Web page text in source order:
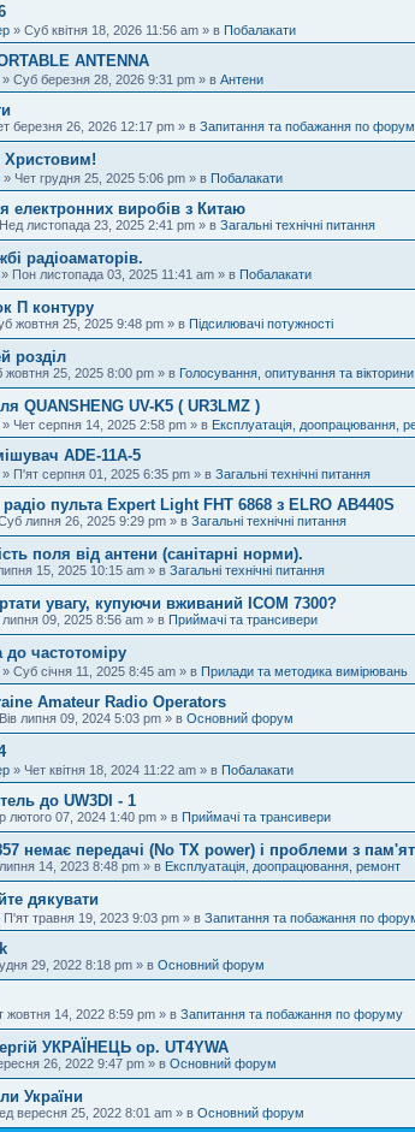
» Суб квітня 18, 2026 11:56 am » в Побалакати
ANTENNA
» Суб березня 28, 2026 9:31 pm » в Антени
березня 26, 2026 12:17 pm » в Запитання та побажання по
Христовим!
» Чет грудня 25, 2025 5:06 pm » в Побалакати
електронних виробів з Китаю
Нед листопада 23, 2025 2:41 pm » в Загальні технічні питання
радіоаматорів.
» Пон листопада 03, 2025 11:41 am » в Побалакати
П контуру
жовтня 25, 2025 9:48 pm » в Підсилювачі потужності
розділ
жовтня 25, 2025 8:00 pm » в Голосування, опитування та вікторини
QUANSHENG UV-K5 ( UR3LMZ )
» Чет серпня 14, 2025 2:58 pm » в Експлуатація, доопрацювання,
ADE-11A-5
» П'ят серпня 01, 2025 6:35 pm » в Загальні технічні питання
пульта Expert Light FHT 6868 з ELRO AB440S
липня 26, 2025 9:29 pm » в Загальні технічні питання
поля від антени (санітарні норми).
15, 2025 10:15 am » в Загальні технічні питання
увагу, купуючи вживаний ICOM 7300?
09, 2025 8:56 am » в Приймачі та трансивери
до частотоміру
» Суб січня 11, 2025 8:45 am » в Прилади та методика вимірювань
Аmateur Radio Operators
Вів липня 09, 2024 5:03 pm » в Основний форум
» Чет квітня 18, 2024 11:22 am » в Побалакати
до UW3DI - 1
лютого 07, 2024 1:40 pm » в Приймачі та трансивери
немає передачі (No TX power) і проблеми з
14, 2023 8:48 pm » в Експлуатація, доопрацювання, ремонт
дякувати
П'ят травня 19, 2023 9:03 pm » в Запитання та побажання по
29, 2022 8:18 pm » в Основний форум
жовтня 14, 2022 8:59 pm » в Запитання та побажання по форуму
УКРАЇНЕЦЬ op. UT4YWA
26, 2022 9:47 pm » в Основний форум
України
вересня 25, 2022 8:01 am » в Основний форум